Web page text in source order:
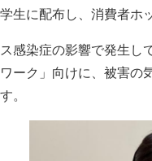
生に配布し、消費者ホ
感染症の影響で発生し
ーク」向けに、被害の
。